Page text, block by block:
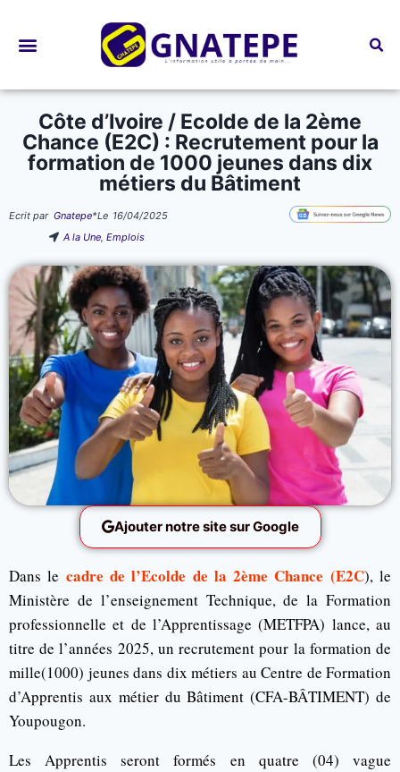
Côte d’Ivoire / Ecolde de la 2ème
Chance (E2C) : Recrutement pour la
formation de 1000 jeunes dans dix
métiers du Bâtiment
Ecrit par Gnatepe*Le 16/04/2025
A la Une,Emplois
Ajouter notre site sur Google
Dans le cadre de l’Ecolde de la 2ème Chance (E2C), le
Ministère de l’enseignement Technique, de la Formation
professionnelle et de l’Apprentissage (METFPA) lance, au
titre de l’années 2025, un recrutement pour la formation de
mille(1000) jeunes dans dix métiers au Centre de Formation
d’Apprentis aux métier du Bâtiment (CFA-BÂTIMENT) de
Youpougon.
Les Apprentis seront formés en quatre (04) vague